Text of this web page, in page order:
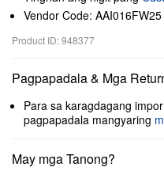
Vendor Code: AAI016FW25
Product ID: 948377
Pagpapadala & Mga
Para sa karagdagang
pagpapadala mangyaring
May mga Tanong?